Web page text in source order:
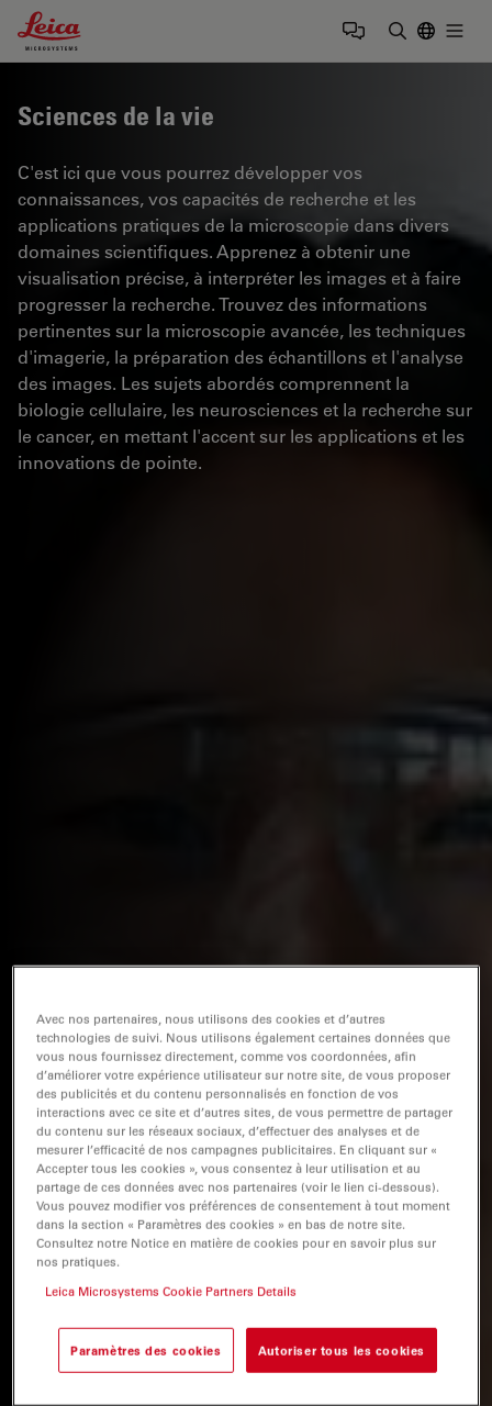
Leica Microsystems Logo
Sciences de la vie
C'est ici que vous pourrez développer vos
connaissances, vos capacités de recherche et les
applications pratiques de la microscopie dans divers
domaines scientifiques. Apprenez à obtenir une
visualisation précise, à interpréter les images et à faire
progresser la recherche. Trouvez des informations
pertinentes sur la microscopie avancée, les techniques
d'imagerie, la préparation des échantillons et l'analyse
des images. Les sujets abordés comprennent la
biologie cellulaire, les neurosciences et la recherche sur
le cancer, en mettant l'accent sur les applications et les
innovations de pointe.
Avec nos partenaires, nous utilisons des cookies et d’autres
technologies de suivi. Nous utilisons également certaines données que
vous nous fournissez directement, comme vos coordonnées, afin
d’améliorer votre expérience utilisateur sur notre site, de vous proposer
des publicités et du contenu personnalisés en fonction de vos
interactions avec ce site et d’autres sites, de vous permettre de partager
du contenu sur les réseaux sociaux, d’effectuer des analyses et de
mesurer l’efficacité de nos campagnes publicitaires. En cliquant sur «
Accepter tous les cookies », vous consentez à leur utilisation et au
partage de ces données avec nos partenaires (voir le lien ci-dessous).
Vous pouvez modifier vos préférences de consentement à tout moment
dans la section « Paramètres des cookies » en bas de notre site.
Consultez notre Notice en matière de cookies pour en savoir plus sur
nos pratiques.
Leica Microsystems Cookie Partners Details
Paramètres des cookies Autoriser tous les cookies